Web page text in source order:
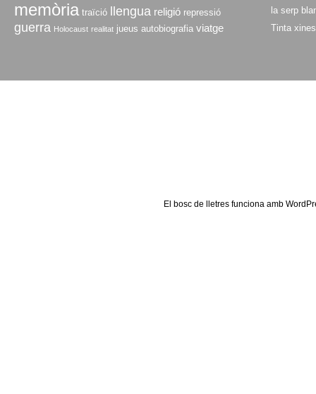
memòria traïció llengua religió repressió
guerra Holocaust realitat jueus autobiografia viatge
la serp
Tinta
El bosc de lletres funciona amb